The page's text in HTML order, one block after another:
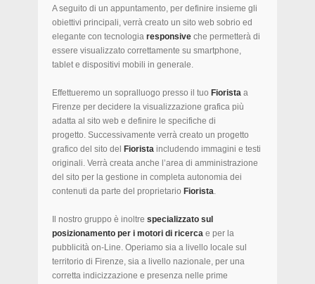
A seguito di un appuntamento, per definire insieme gli
obiettivi principali, verrà creato un sito web sobrio ed
elegante con tecnologia responsive che permetterà di
essere visualizzato correttamente su smartphone,
tablet e dispositivi mobili in generale.
Effettueremo un sopralluogo presso il tuo Fiorista a
Firenze per decidere la visualizzazione grafica più
adatta al sito web e definire le specifiche di
progetto. Successivamente verrà creato un progetto
grafico del sito del
Fiorista includendo immagini e testi
originali. Verrà creata anche l’area di amministrazione
del sito per la gestione in completa autonomia dei
contenuti da parte del proprietario Fiorista.
Il nostro gruppo è inoltre specializzato sul
posizionamento per i motori di ricerca e per la
pubblicità on-Line. Operiamo sia a livello locale sul
territorio di Firenze, sia a livello nazionale, per una
corretta indicizzazione e presenza nelle prime